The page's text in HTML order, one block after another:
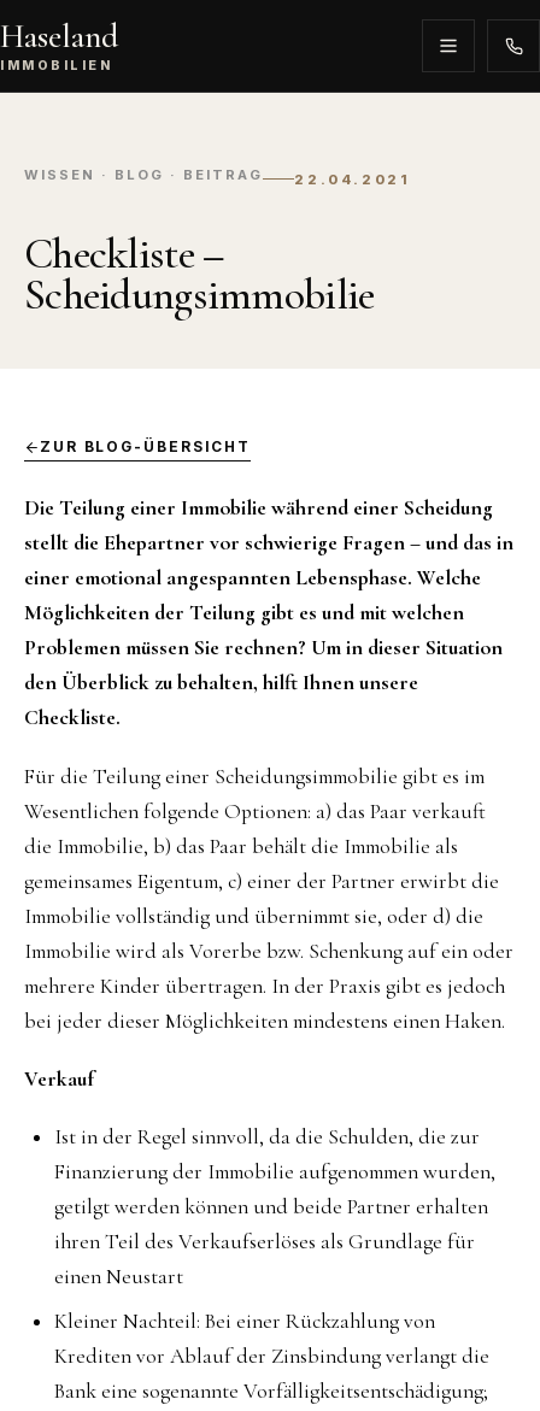
Haseland
IMMOBILIEN
WISSEN · BLOG · BEITRAG 22.04.2021
Checkliste –
Scheidungsimmobilie
ZUR BLOG-ÜBERSICHT
Die Teilung einer Immobilie während einer Scheidung
stellt die Ehepartner vor schwierige Fragen – und das in
einer emotional angespannten Lebensphase. Welche
Möglichkeiten der Teilung gibt es und mit welchen
Problemen müssen Sie rechnen? Um in dieser Situation
den Überblick zu behalten, hilft Ihnen unsere
Checkliste.
Für die Teilung einer Scheidungsimmobilie gibt es im
Wesentlichen folgende Optionen: a) das Paar verkauft
die Immobilie, b) das Paar behält die Immobilie als
gemeinsames Eigentum, c) einer der Partner erwirbt die
Immobilie vollständig und übernimmt sie, oder d) die
Immobilie wird als Vorerbe bzw. Schenkung auf ein oder
mehrere Kinder übertragen. In der Praxis gibt es jedoch
bei jeder dieser Möglichkeiten mindestens einen Haken.
Verkauf
Ist in der Regel sinnvoll, da die Schulden, die zur
Finanzierung der Immobilie aufgenommen wurden,
getilgt werden können und beide Partner erhalten
ihren Teil des Verkaufserlöses als Grundlage für
einen Neustart
Kleiner Nachteil: Bei einer Rückzahlung von
Krediten vor Ablauf der Zinsbindung verlangt die
Bank eine sogenannte Vorfälligkeitsentschädigung;